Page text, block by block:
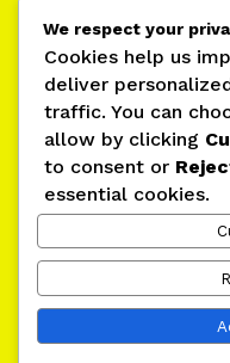
Contact
+ 32 486 768240
We respect your
Cookies help us
deliver
traffic. You can
allow by clicking
to consent or
essential cookies.